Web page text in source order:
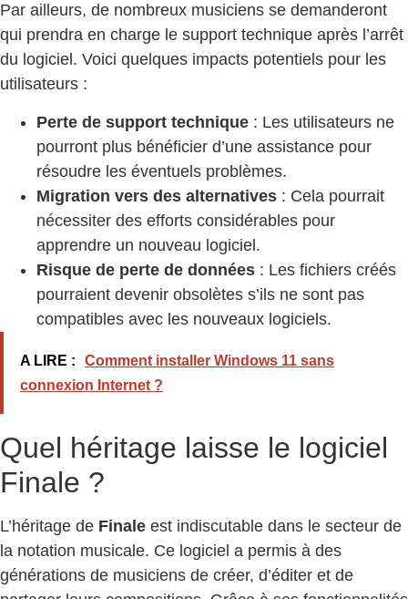
Par ailleurs, de nombreux musiciens se demanderont
qui prendra en charge le support technique après l’arrêt
du logiciel. Voici quelques impacts potentiels pour les
utilisateurs :
Perte de support technique : Les utilisateurs ne
pourront plus bénéficier d’une assistance pour
résoudre les éventuels problèmes.
Migration vers des alternatives : Cela pourrait
nécessiter des efforts considérables pour
apprendre un nouveau logiciel.
Risque de perte de données : Les fichiers créés
pourraient devenir obsolètes s’ils ne sont pas
compatibles avec les nouveaux logiciels.
A LIRE :
Comment installer Windows 11 sans
connexion Internet ?
Quel héritage laisse le logiciel
Finale ?
L’héritage de Finale est indiscutable dans le secteur de
la notation musicale. Ce logiciel a permis à des
générations de musiciens de créer, d’éditer et de